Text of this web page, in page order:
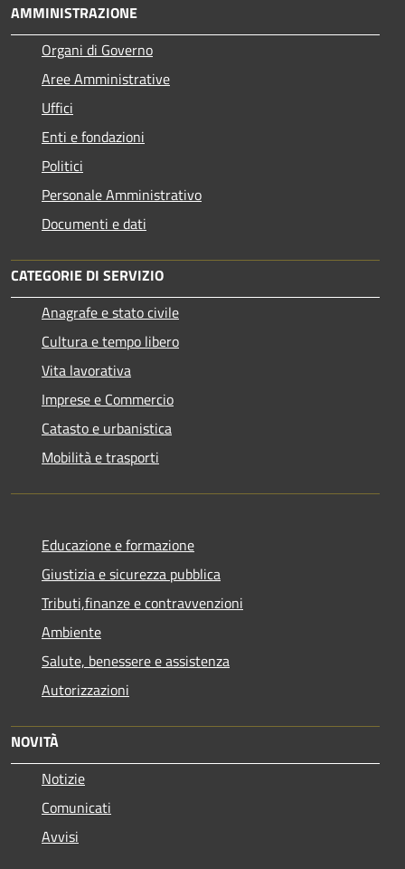
AMMINISTRAZIONE
Organi di Governo
Aree Amministrative
Uffici
Enti e fondazioni
Politici
Personale Amministrativo
Documenti e dati
CATEGORIE DI SERVIZIO
Anagrafe e stato civile
Cultura e tempo libero
Vita lavorativa
Imprese e Commercio
Catasto e urbanistica
Mobilità e trasporti
Educazione e formazione
Giustizia e sicurezza pubblica
Tributi,finanze e contravvenzioni
Ambiente
Salute, benessere e assistenza
Autorizzazioni
NOVITÀ
Notizie
Comunicati
Avvisi